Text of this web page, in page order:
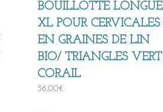
BOUILLOTTE LONGUE
XL POUR CERVICALES
EN GRAINES DE LIN
BIO/ TRIANGLES VERT
CORAIL
36,00€